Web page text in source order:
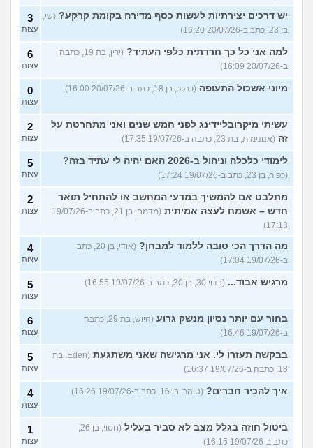
יש דרכים יצירתיות לעשות כסף מדירה בקומת קרקע? (שי,
בן 23, כתב ב-20/07/26 16:20)
3
עצות
למה אני כל כך חרדתית כלפי העתיד?
(ירין, בת 19, כתבה
ב-20/07/26 16:09)
6
עצות
מיוני אשכול התעופה (ככככ, בן 18, כתב ב-20/07/26 16:00) 0
עצות
עשיתי מיקרובליידינג לפני חמש שנים ואני מתחרטת על
זה (אנונימית, בת 23, כתבה ב-19/07/26 17:35)
2
עצות
לימודי כלכלה וניהול ב-2026 האם יהיה לי עתיד בזה?
(כפיר, בן 23, כתב ב-19/07/26 17:24)
5
עצות
מתלבט אם להמשיך במדעי המחשב או להתחיל תואר
חדש – אשמח לעצה אמיתית
(מדמח, בן 21, כתב ב-19/07/26
17:13)
2
עצות
מה הדרך הכי טובה ללמוד למבחן?
(אודי, בן 20, כתב
ב-19/07/26 17:04)
4
עצות
מרגיש אבוד... (בדוי 30, בן 30, כתב ב-19/07/26 16:55) 5
עצות
בחור עם יותר נסיון מנשק גרוע
(היוש, בת 29, כתבה
ב-19/07/26 16:46)
6
עצות
בבקשה תעזרו לי. אני מרגישה שאני משתגעת
(Eden, בת
18, כתבה ב-19/07/26 16:37)
5
עצות
איך להכיר חברים? (טוהר, בן 16, כתב ב-19/07/26 16:26) 4
עצות
ביטול חוזה בגלל מצב לא סביר בעליל
(חסוי, בן 26,
כתב ב-19/07/26 16:15)
1
עצות